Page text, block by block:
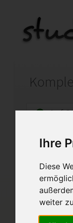
Ihre
Diese
weiter
Auf
Startseite